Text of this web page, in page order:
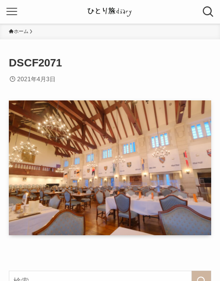
ホーム
DSCF2071
2021年4月3日